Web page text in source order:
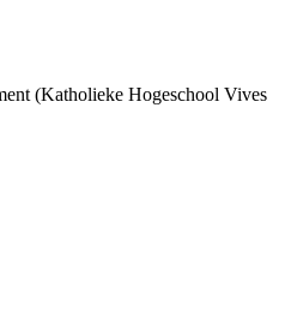
(Katholieke Hogeschool Vives